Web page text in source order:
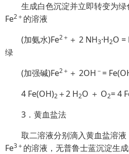
生成白色沉淀并立即转变为
Fe2＋ 的溶液
(加氨水)Fe2＋ ＋ 2 NH3·H2O =
绿
(加强碱)Fe2＋ ＋ 2OH － =
4 Fe(OH)2 ＋2 H2O ＋ O2= 4
3．黄血盐法
取二溶液分别滴入黄血盐溶
Fe3＋ 的溶液，无普鲁士蓝沉淀生